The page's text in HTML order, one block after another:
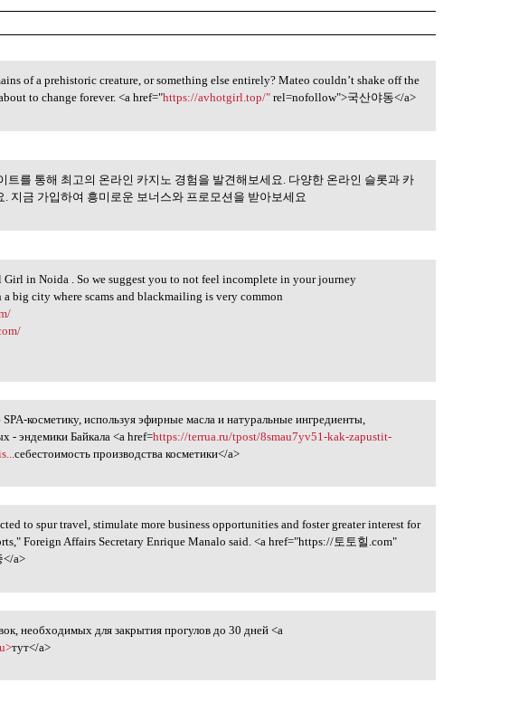
remains
of a prehistoric creature, or something else entirely? Mateo couldn’t shake off the
to change forever. <a href="https://avhotgirl.top/" rel=nofollow">국산야동</a>
노 사이트를 통해 최고의 온라인
트를 통해 최고의 온라인 카지노 경험을 발견해보세요. 다양한 온라인 슬롯과 카
. 지금 가입하여 흥미로운 보너스와 프로모션을 받아보세요
in Noida . So we suggest you to not feel incomplete in your journey
big city where scams and blackmailing is very common
SPA
косметику, используя эфирные масла и натуральные ингредиенты,
- эндемики Байкала <a href=https://terrua.ru/tpost/8smau7yv51-kak-zapustit-
себестоимость производства косметики</a>
to spur travel, stimulate more business opportunities and foster greater interest for
Foreign Affairs Secretary Enrique Manalo said. <a href="https://토토힐.com"
a>
справок,
необходимых для закрытия прогулов до 30 дней <a
тут</a>